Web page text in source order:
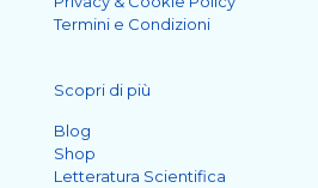
Termini e Condizioni
Scopri di più
Blog
Shop
Letteratura Scientifica